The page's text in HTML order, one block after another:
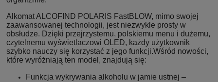
Alkomat ALCOFIND POLARIS FastBLOW, mimo swojej
zaawansowanej technologii, jest niezwykle prosty w
obsłudze. Dzięki przejrzystemu, polskiemu menu i dużemu,
czytelnemu wyświetlaczowi OLED, każdy użytkownik
szybko nauczy się korzystać z jego funkcji.Wśród nowości,
które wyróżniają ten model, znajdują się:
Funkcja wykrywania alkoholu w jamie ustnej –